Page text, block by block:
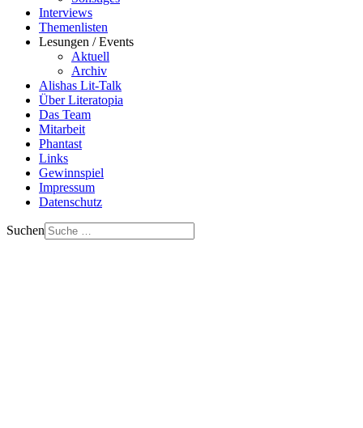
Interviews
Themenlisten
Lesungen / Events
Aktuell
Archiv
Alishas Lit-Talk
Über Literatopia
Das Team
Mitarbeit
Phantast
Links
Gewinnspiel
Impressum
Datenschutz
Suchen